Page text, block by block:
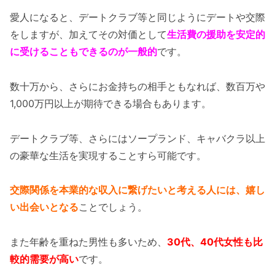
愛人になると、デートクラブ等と同じようにデートや交際
をしますが、加えてその対価として生活費の援助を安定的
に受けることもできるのが一般的です。
数十万から、さらにお金持ちの相手ともなれば、数百万や
1,000万円以上が期待できる場合もあります。
デートクラブ等、さらにはソープランド、キャバクラ以上
の豪華な生活を実現することすら可能です。
交際関係を本業的な収入に繋げたいと考える人には、嬉し
い出会いとなることでしょう。
また年齢を重ねた男性も多いため、 30代、40代女性も比
較的需要が高いです。